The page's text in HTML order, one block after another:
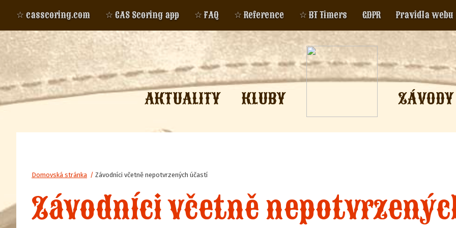
☆ casscoring.com ☆ CAS Scoring app ☆ FAQ ☆ Reference ☆ BT Timers GDPR Pravidla webu
KLUBY
AKTUALITY ZÁVODY
Domovská stránka / Závodníci včetně nepotvrzených účastí
Závodníci včetně